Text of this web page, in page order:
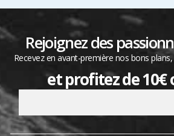
Rejoignez des
Recevez en avant-première nos bons
et profitez de 10€